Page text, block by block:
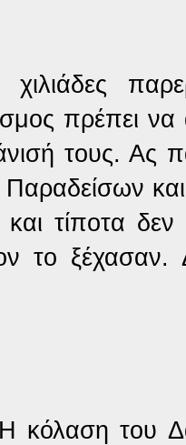
χιλιάδες
πρέπει να
τους. Ας
και
τίποτα δεν
το ξέχασαν.
κόλαση του